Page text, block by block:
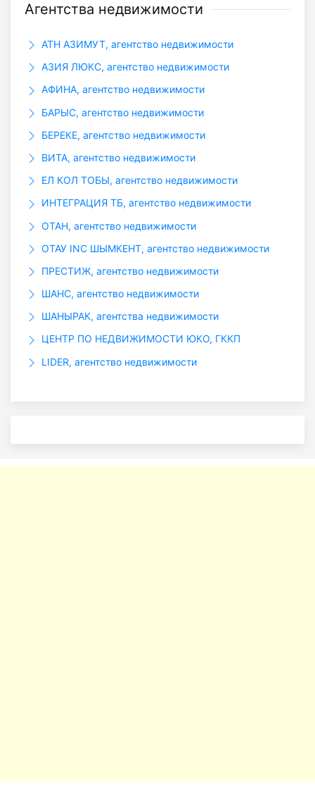
Агентства недвижимости
АТН АЗИМУТ, агентство недвижимости
АЗИЯ ЛЮКС, агентство недвижимости
АФИНА, агентство недвижимости
БАРЫС, агентство недвижимости
БЕРЕКЕ, агентство недвижимости
ВИТА, агентство недвижимости
ЕЛ КОЛ ТОБЫ, агентство недвижимости
ИНТЕГРАЦИЯ ТБ, агентство недвижимости
ОТАН, агентство недвижимости
ОТАУ INC ШЫМКЕНТ, агентство недвижимости
ПРЕСТИЖ, агентство недвижимости
ШАНС, агентство недвижимости
ШАНЫРАК, агентства недвижимости
ЦЕНТР ПО НЕДВИЖИМОСТИ ЮКО, ГККП
LIDER, агентство недвижимости